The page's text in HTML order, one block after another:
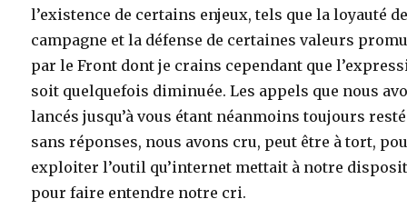
l’existence de certains enjeux, tels que la loyauté
campagne et la défense de certaines valeurs
par le Front dont je crains cependant que
soit quelquefois diminuée. Les appels que nous
lancés jusqu’à vous étant néanmoins toujours
sans réponses, nous avons cru, peut être à tort,
exploiter l’outil qu’internet mettait à notre
pour faire entendre notre cri.